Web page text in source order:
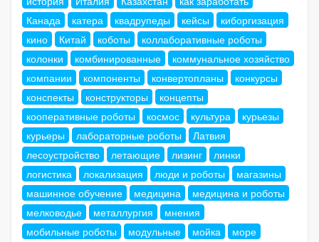
Канада
катера квадрупеды кейсы
киборгизация
кино
Китай коботы
коллаборативные роботы
колонки
комбинированные
коммунальное хозяйство
компании
компоненты конвертопланы
конкурсы
конспекты
конструкторы
концепты
кооперативные роботы
космос культура
курьезы
курьеры
лабораторные роботы
Латвия
лесоустройство
летающие лизинг
линки
логистика
локализация люди и роботы
магазины
машинное обучение
медицина
медицина и роботы
мелководье
металлургия
мнения
мобильные роботы
модульные мойка
море